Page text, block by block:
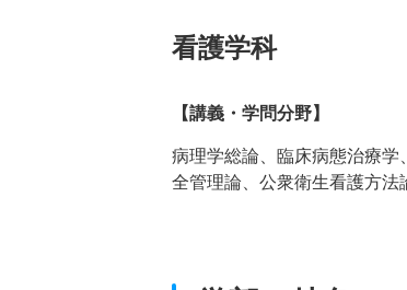
看護学科
【講義・学問分野】
病理学総論、臨床病態治療
全管理論、公衆衛生看護方